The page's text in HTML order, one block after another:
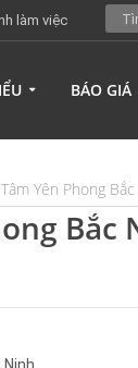
làm việc
BÁO GIÁ
Yên Phong
Bắc